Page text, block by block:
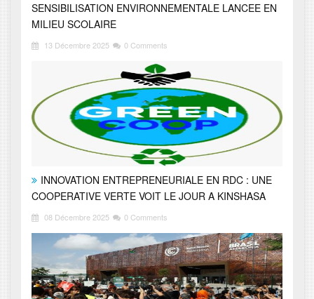
SENSIBILISATION ENVIRONNEMENTALE LANCEE EN
MILIEU SCOLAIRE
13 Décembre 2025 0 Comments
INNOVATION ENTREPRENEURIALE EN RDC : UNE
COOPERATIVE VERTE VOIT LE JOUR A KINSHASA
08 Décembre 2025 0 Comments